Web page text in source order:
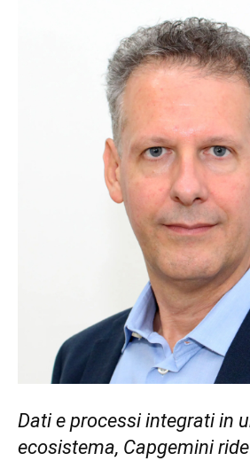
Dati e processi integrati in
ecosistema, Capgemini